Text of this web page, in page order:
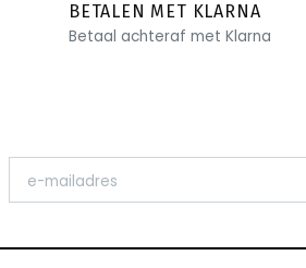
BETALEN MET KLARNA
Betaal achteraf met Klarna